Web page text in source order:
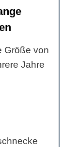
Größe von
Jahre